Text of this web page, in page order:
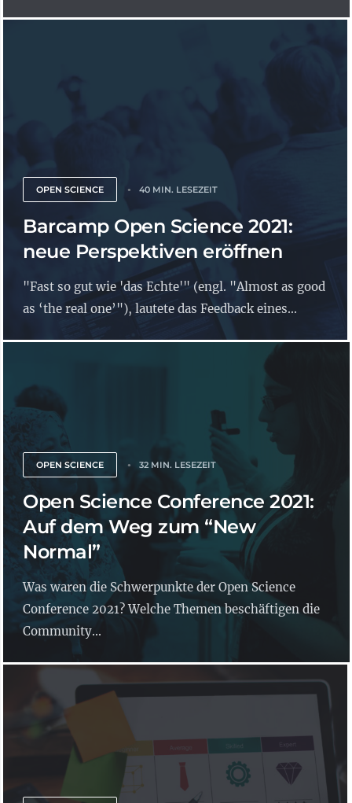
OPEN SCIENCE 40 MIN. LESEZEIT
Barcamp Open Science 2021:
neue Perspektiven eröffnen
"Fast so gut wie 'das Echte'" (engl. "Almost as good
as ‘the real one’"), lautete das Feedback eines...
OPEN SCIENCE 32 MIN. LESEZEIT
Open Science Conference 2021:
Auf dem Weg zum “New
Normal”
Was waren die Schwerpunkte der Open Science
Conference 2021? Welche Themen beschäftigen die
Community...